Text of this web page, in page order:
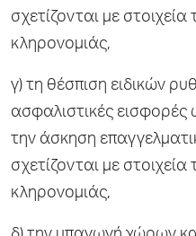
σχετίζονται με στοιχεία
κληρονομιάς,
γ) τη θέσπιση ειδικών
ασφαλιστικές εισφορές
την άσκηση
σχετίζονται με στοιχεία
κληρονομιάς,